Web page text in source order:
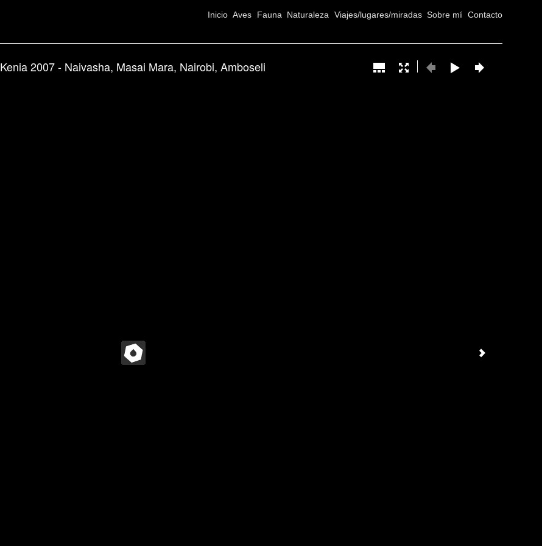
Inicio Aves Fauna Naturaleza Viajes/lugares/miradas Sobre mí Contacto
Kenia 2007 - Naivasha, Masai Mara, Nairobi, Amboseli